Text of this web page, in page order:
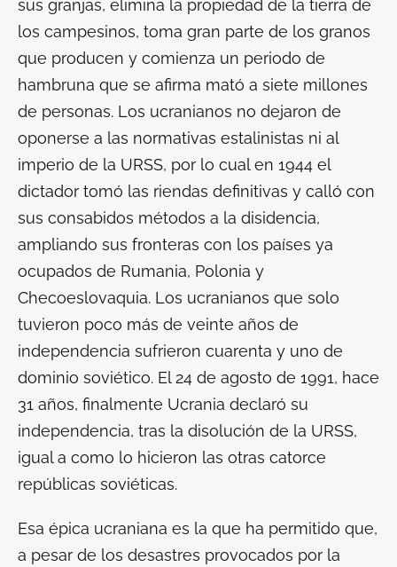
sus granjas, elimina la propiedad de la tierra de
los campesinos, toma gran parte de los granos
que producen y comienza un periodo de
hambruna que se afirma mató a siete millones
de personas. Los ucranianos no dejaron de
oponerse a las normativas estalinistas ni al
imperio de la URSS, por lo cual en 1944 el
dictador tomó las riendas definitivas y calló con
sus consabidos métodos a la disidencia,
ampliando sus fronteras con los países ya
ocupados de Rumania, Polonia y
Checoeslovaquia. Los ucranianos que solo
tuvieron poco más de veinte años de
independencia sufrieron cuarenta y uno de
dominio soviético. El 24 de agosto de 1991, hace
31 años, finalmente Ucrania declaró su
independencia, tras la disolución de la URSS,
igual a como lo hicieron las otras catorce
repúblicas soviéticas.
Esa épica ucraniana es la que ha permitido que,
a pesar de los desastres provocados por la